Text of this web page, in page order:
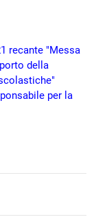
recante "Messa
della
per la